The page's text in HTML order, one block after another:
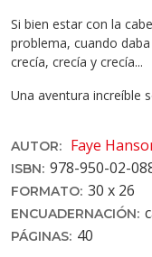
Si bien estar con la
problema, cuando
crecía, crecía y crecía...
Una aventura increíble
AUTOR: Faye
ISBN: 978-950-02-
FORMATO: 30 x 26
ENCUADERNACIÓN:
PÁGINAS: 40